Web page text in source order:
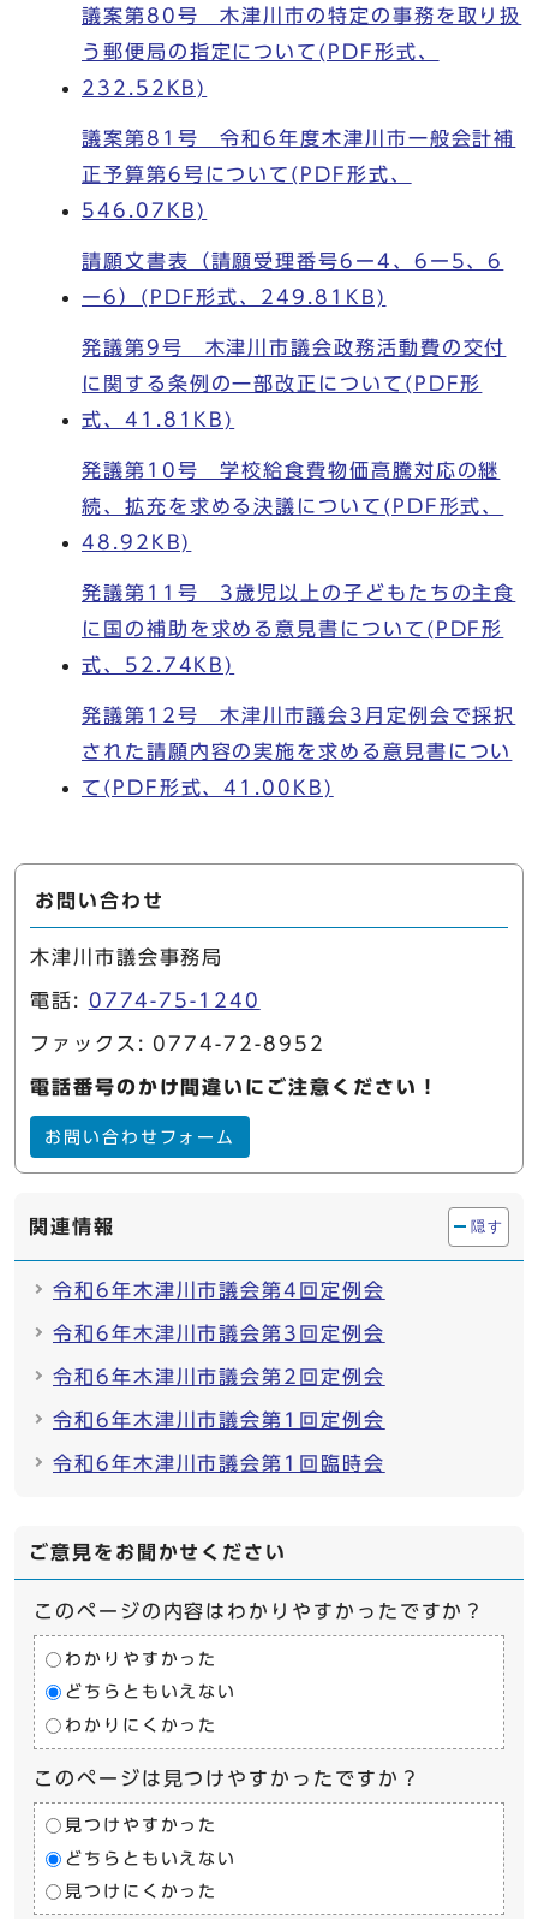
議案第80号 木津川市の特定の事務を取り扱
う郵便局の指定について(PDF形式、
232.52KB)
議案第81号 令和6年度木津川市一般会計補
正予算第6号について(PDF形式、
546.07KB)
請願文書表（請願受理番号6ー4、6ー5、6
ー6）(PDF形式、249.81KB)
発議第9号 木津川市議会政務活動費の交付
に関する条例の一部改正について(PDF形
式、41.81KB)
発議第10号 学校給食費物価高騰対応の継
続、拡充を求める決議について(PDF形式、
48.92KB)
発議第11号 3歳児以上の子どもたちの主食
に国の補助を求める意見書について(PDF形
式、52.74KB)
発議第12号 木津川市議会3月定例会で採択
された請願内容の実施を求める意見書につい
て(PDF形式、41.00KB)
お問い合わせ
木津川市議会事務局
電話: 0774-75-1240
ファックス: 0774-72-8952
電話番号のかけ間違いにご注意ください！
お問い合わせフォーム
関連情報 隠す
令和6年木津川市議会第4回定例会
令和6年木津川市議会第3回定例会
令和6年木津川市議会第2回定例会
令和6年木津川市議会第1回定例会
令和6年木津川市議会第1回臨時会
ご意見をお聞かせください
このページの内容はわかりやすかったですか？
わかりやすかった
どちらともいえない
わかりにくかった
このページは見つけやすかったですか？
見つけやすかった
どちらともいえない
見つけにくかった